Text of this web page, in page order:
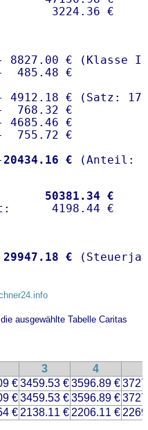
€ (Klasse I)
485.48 €
4912.18 € (Satz:
768.32 €
4685.46 €
755.72 €
20434.16 €
50381.34 €
29947.18 €
ausgewählte Tabelle Caritas
3 4
€3459.53 €3596.89 €
€3459.53 €3596.89 €
€ 2138.11 € 2206.11 €